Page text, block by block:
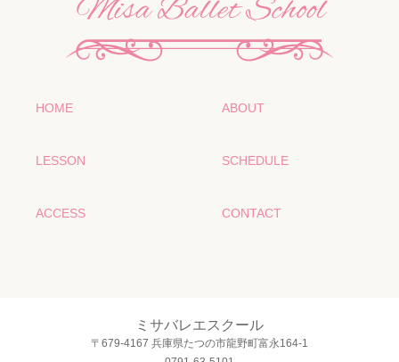
HOME ABOUT
LESSON SCHEDULE
ACCESS CONTACT
ミサバレエスクール
〒679-4167 兵庫県たつの市龍野町富永164-1